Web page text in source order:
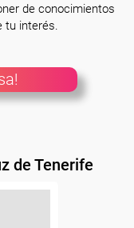
de conocimientos
tu interés.
de Tenerife